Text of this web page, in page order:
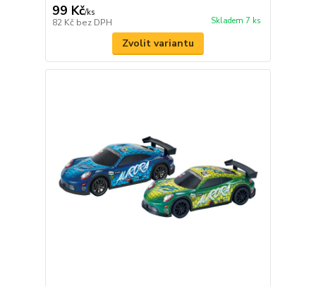
99 Kč/ks
82 Kč bez DPH Skladem 7 ks
Zvolit variantu